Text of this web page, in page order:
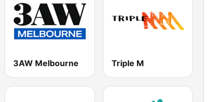
3AW Melbourne Triple M